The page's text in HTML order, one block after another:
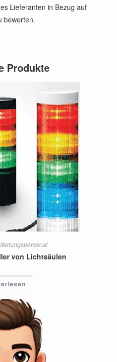
Lieferanten in Bezug auf
bewerten.
Produkte
von Lichtsäulen